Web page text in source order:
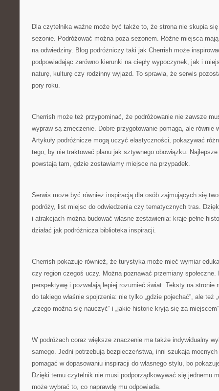
Dla czytelnika ważne może być także to, że strona nie skupia się
sezonie. Podróżować można poza sezonem. Różne miejsca
na odwiedziny. Blog podróżniczy taki jak Cherrish może
podpowiadając zarówno kierunki na ciepły wypoczynek, jak i
naturę, kulturę czy rodzinny wyjazd. To sprawia, że serwis
pory roku.
Cherrish może też przypominać, że podróżowanie nie zawsze
wypraw są zmęczenie. Dobre przygotowanie pomaga, ale równie
Artykuły podróżnicze mogą uczyć elastyczności, pokazywać
tego, by nie traktować planu jak sztywnego obowiązku.
powstają tam, gdzie zostawiamy miejsce na przypadek.
Serwis może być również inspiracją dla osób zajmujących się
podróży, list miejsc do odwiedzenia czy tematycznych tras.
i atrakcjach można budować własne zestawienia: kraje pełne
działać jak podróżnicza biblioteka inspiracji.
Cherrish pokazuje również, że turystyka może mieć wymiar
czy region czegoś uczy. Można poznawać przemiany społeczne.
perspektywę i pozwalają lepiej rozumieć świat. Teksty na stronie
do takiego właśnie spojrzenia: nie tylko „gdzie pojechać”, ale też
„czego można się nauczyć” i „jakie historie kryją się za
W podróżach coraz większe znaczenie ma także indywidualny
samego. Jedni potrzebują bezpieczeństwa, inni szukają
pomagać w dopasowaniu inspiracji do własnego stylu, bo
Dzięki temu czytelnik nie musi podporządkowywać się jednemu
może wybrać to, co naprawdę mu odpowiada.